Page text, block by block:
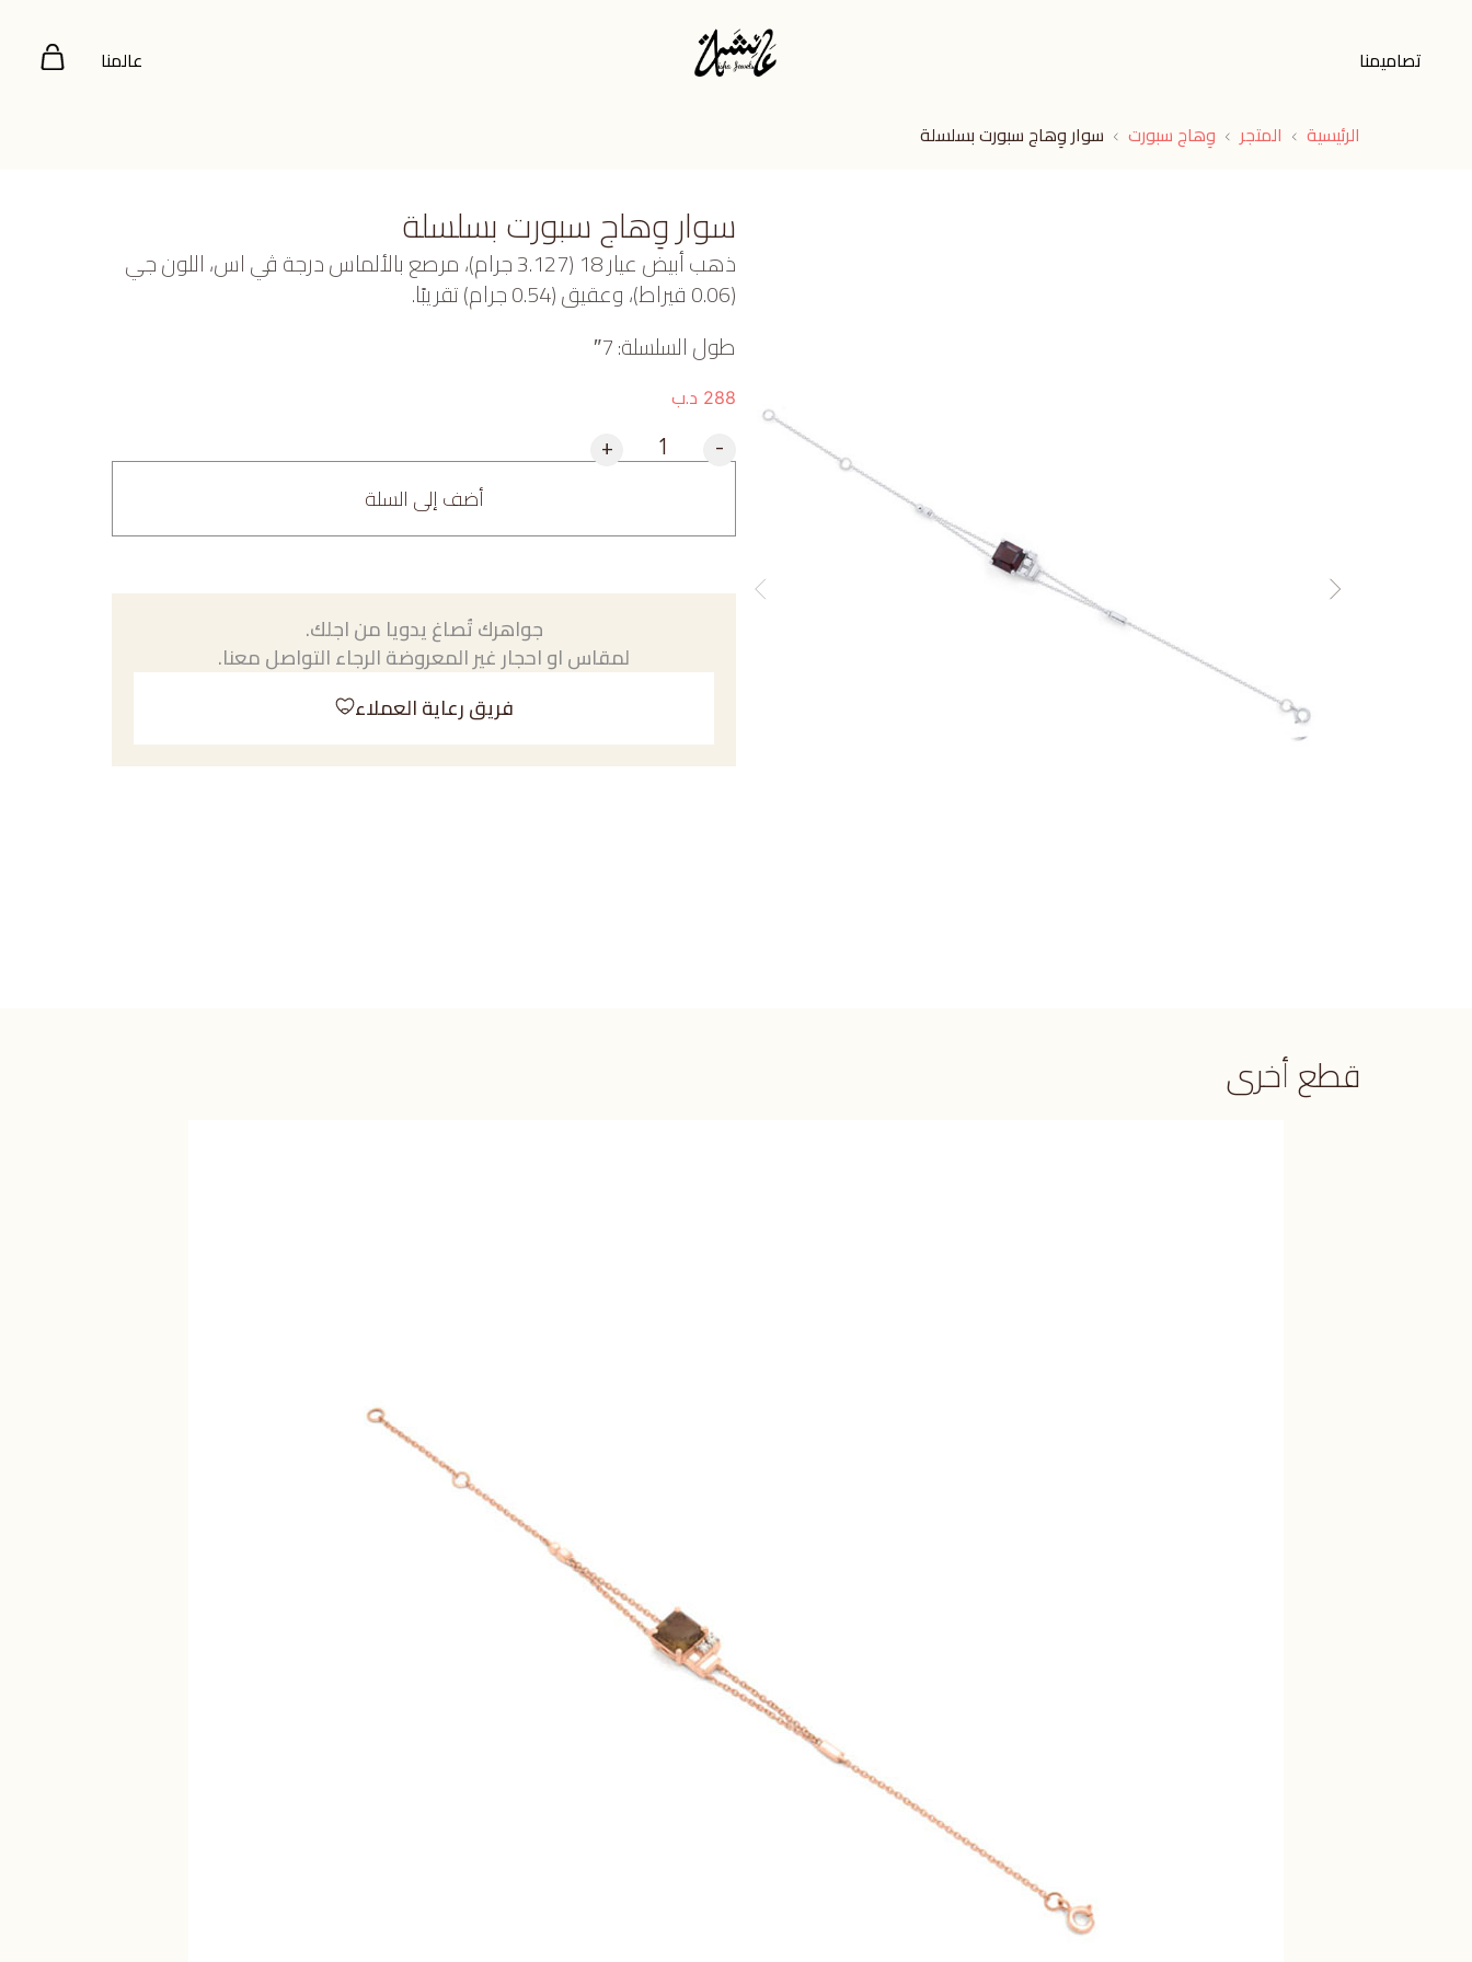
تصاميمنا عالمنا
الرئيسية المتجر وِهاج سبورت سوار وِهاج سبورت بسلسلة
سوار وِهاج سبورت بسلسلة
ذهب أبيض عيار 18 (3.127 جرام)، مرصع بالألماس درجة ڤي اس، اللون جي
(0.06 قيراط)، وعقيق (0.54 جرام) تقريبًا.
طول السلسلة: 7″
288 د.ب
-
+
أضف إلى السلة
جواهرك تُصاغ يدويا من اجلك.
لمقاس او احجار غير المعروضة الرجاء التواصل معنا.
فريق رعاية العملاء
قطع أخرى